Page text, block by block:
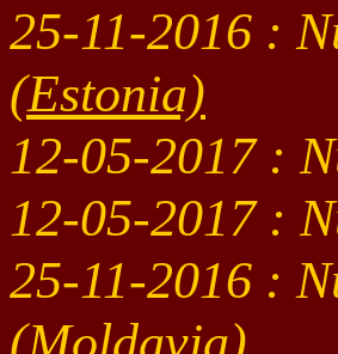
25-11-2016 :
(Estonia)
12-05-2017 :
12-05-2017 :
25-11-2016 :
(Moldavia)